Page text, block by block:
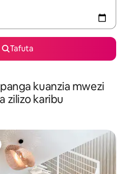
Tafuta
kuanzia mwezi
zilizo karibu